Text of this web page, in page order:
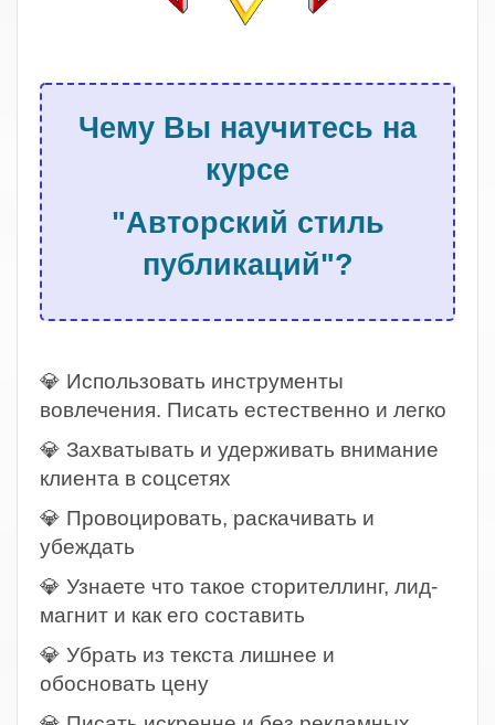
Чему Вы научитесь на
курсе
"Авторский стиль
публикаций"?
💎 Использовать инструменты
вовлечения. Писать естественно и легко
💎 Захватывать и удерживать внимание
клиента в соцсетях
💎 Провоцировать, раскачивать и
убеждать
💎 Узнаете что такое сторителлинг, лид-
магнит и как его составить
💎 Убрать из текста лишнее и
обосновать цену